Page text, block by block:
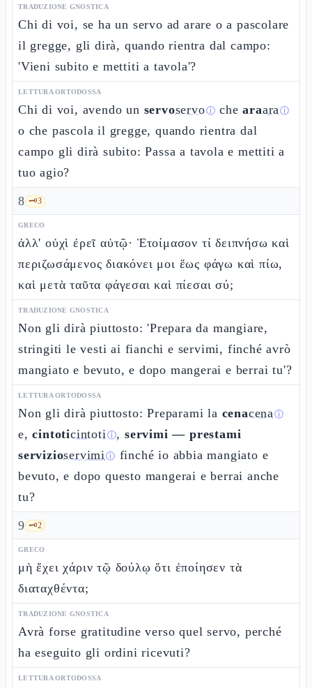
TRADUZIONE GNOSTICA
Chi di voi, se ha un servo ad arare o a pascolare
il gregge, gli dirà, quando rientra dal campo:
'Vieni subito e mettiti a tavola'?
LETTURA ORTODOSSA
Chi di voi, avendo un servoservoⓘ chearaaraⓘ
o che pascola il gregge, quando rientra dal
campo gli dirà subito: Passa a tavola e mettiti a
tuo agio?
8 🗝️3
GRECO
ἀλλ' οὐχὶ ἐρεῖ αὐτῷ· Ἑτοίμασον τί δειπνήσω καὶ
περιζωσάμενος διακόνει μοι ἕως φάγω καὶ πίω,
καὶ μετὰ ταῦτα φάγεσαι καὶ πίεσαι σύ;
TRADUZIONE GNOSTICA
Non gli dirà piuttosto: 'Prepara da mangiare,
stringiti le vesti ai fianchi e servimi, finché avrò
mangiato e bevuto, e dopo mangerai e berrai tu'?
LETTURA ORTODOSSA
Non gli dirà piuttosto: Preparami la cenacenaⓘ
e,cintoticintotiⓘ,servimi — prestami
servizioservimiⓘ finché io abbia mangiato e
bevuto, e dopo questo mangerai e berrai anche
tu?
9 🗝️2
GRECO
μὴ ἔχει χάριν τῷ δούλῳ ὅτι ἐποίησεν τὰ
διαταχθέντα;
TRADUZIONE GNOSTICA
Avrà forse gratitudine verso quel servo, perché
ha eseguito gli ordini ricevuti?
LETTURA ORTODOSSA